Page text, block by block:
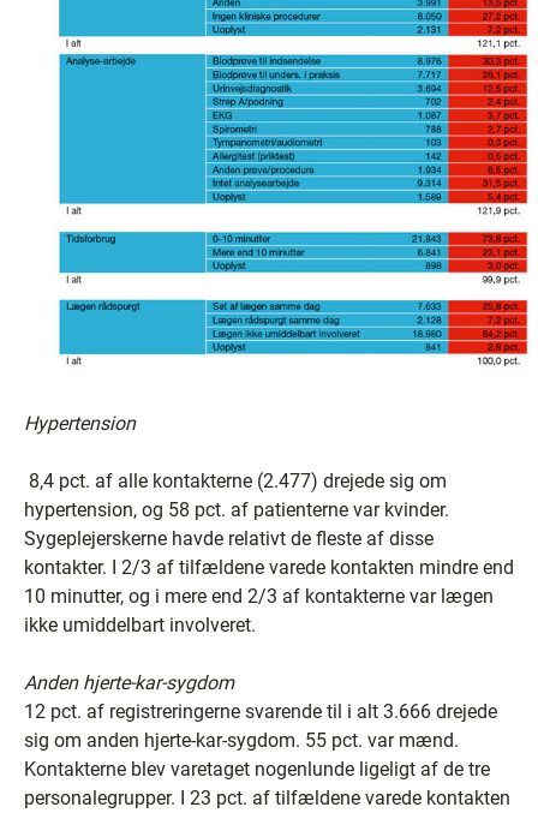
Hypertension
8,4 pct. af alle kontakterne (2.477) drejede sig om
hypertension, og 58 pct. af patienterne var kvinder.
Sygeplejerskerne havde relativt de fleste af disse
kontakter. I 2/3 af tilfældene varede kontakten mindre end
10 minutter, og i mere end 2/3 af kontakterne var lægen
ikke umiddelbart involveret.
Anden hjerte-kar-sygdom
12 pct. af registreringerne svarende til i alt 3.666 drejede
sig om anden hjerte-kar-sygdom. 55 pct. var mænd.
Kontakterne blev varetaget nogenlunde ligeligt af de tre
personalegrupper. I 23 pct. af tilfældene varede kontakten